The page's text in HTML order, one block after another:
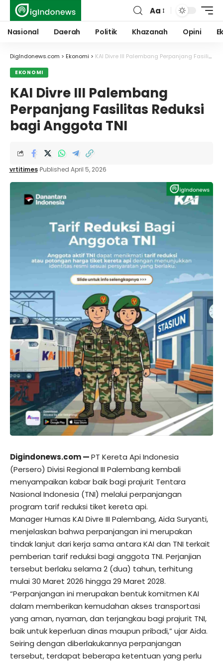
Font
Resizer
Aa
Nasional Daerah Politik Khazanah Opini
DigIndonews.com > Ekonomi > KAI Divre III Palembang Perpanjang Fasilitas Reduksi bagi Anggota TNI
EKONOMI
KAI Divre III Palembang
Perpanjang Fasilitas Reduksi
bagi Anggota TNI
vrtitimes Published April 5, 2026
Digindonews.com —PT Kereta Api Indonesia
(Persero) Divisi Regional III Palembang kembali
menyampaikan kabar baik bagi prajurit Tentara
Nasional Indonesia (TNI) melalui perpanjangan
program tarif reduksi tiket kereta api.
Manager Humas KAI Divre III Palembang, Aida Suryanti,
menjelaskan bahwa perpanjangan ini merupakan
tindak lanjut dari kerja sama antara KAI dan TNI terkait
pemberian tarif reduksi bagi anggota TNI. Perjanjian
tersebut berlaku selama 2 (dua) tahun, terhitung
mulai 30 Maret 2026 hingga 29 Maret 2028.
“Perpanjangan ini merupakan bentuk komitmen KAI
dalam memberikan kemudahan akses transportasi
yang aman, nyaman, dan terjangkau bagi prajurit TNI,
baik untuk keperluan dinas maupun pribadi,” ujar Aida.
Seiring dengan diberlakukannya perpanjangan
tersebut, terdapat beberapa ketentuan yang perlu